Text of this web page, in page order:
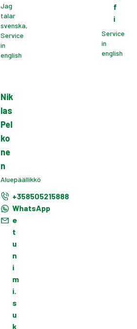
Jag
talar
svenska,
Service
in
english
f
i
Service
in
english
Nik
las
Pel
ko
ne
n
Aluepäällikkö
+358505215888
WhatsApp
e
t
u
n
i
m
i.
s
u
k